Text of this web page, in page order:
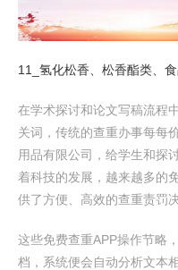
11_氢化松香、松香酯类、
在学术探讨和论文写稿流程
关词，传统的查重办事每每
用品有限公司，给学生和探
着科技的发展，越来越多的
供了方便、高效的查重责罚决
这些免费查重APP操作节略
档，系统便会自动分析文本